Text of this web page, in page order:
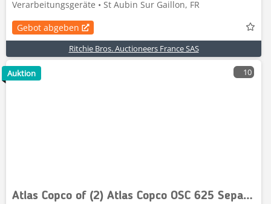
Verarbeitungsgeräte • St Aubin Sur Gaillon, FR
Gebot abgeben
Ritchie Bros. Auctioneers France SAS
10
Atlas Copco of (2) Atlas Copco OSC 625 Separator
Auktion